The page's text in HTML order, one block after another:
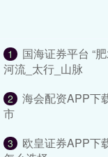
1
国海证券平台 “
河流_太行_山脉
2
海会配资APP下
市
3
欧皇证券APP下